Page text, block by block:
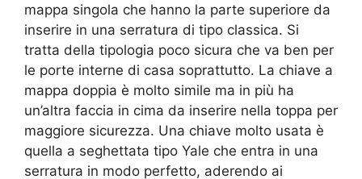
mappa singola che hanno la parte superiore da
inserire in una serratura di tipo classica. Si
tratta della tipologia poco sicura che va ben per
le porte interne di casa soprattutto. La chiave a
mappa doppia è molto simile ma in più ha
un’altra faccia in cima da inserire nella toppa per
maggiore sicurezza. Una chiave molto usata è
quella a seghettata tipo Yale che entra in una
serratura in modo perfetto, aderendo ai